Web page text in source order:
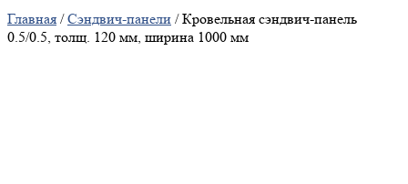
Главная /Сэндвич-панели / Кровельная сэндвич-панель
0.5/0.5, толщ. 120 мм, ширина 1000 мм